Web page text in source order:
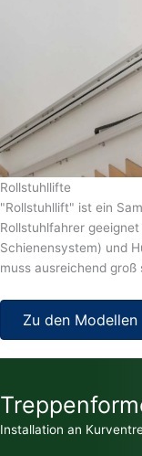
Rollstuhllifte
"Rollstuhllift" ist ein
Rollstuhlfahrer
Schienensystem) und
muss ausreichend groß
Zu den Modellen
Installation an